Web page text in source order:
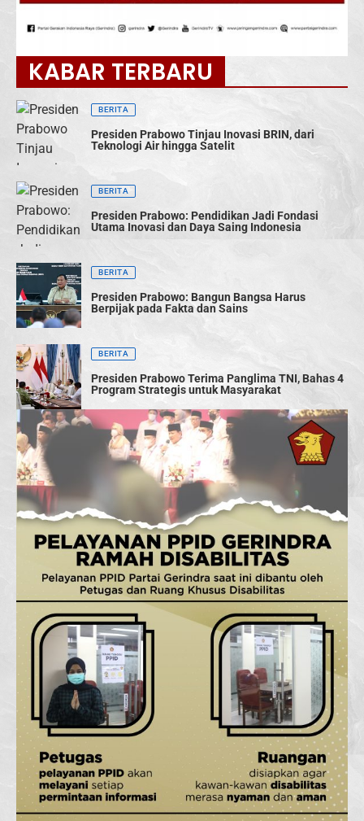
KABAR TERBARU
BERITA
Presiden Prabowo Tinjau Inovasi BRIN, dari
Teknologi Air hingga Satelit
BERITA
Presiden Prabowo: Pendidikan Jadi Fondasi
Utama Inovasi dan Daya Saing Indonesia
BERITA
Presiden Prabowo: Bangun Bangsa Harus
Berpijak pada Fakta dan Sains
BERITA
Presiden Prabowo Terima Panglima TNI, Bahas 4
Program Strategis untuk Masyarakat